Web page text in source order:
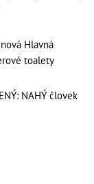
Hlavná
toalety
NAHÝ človek